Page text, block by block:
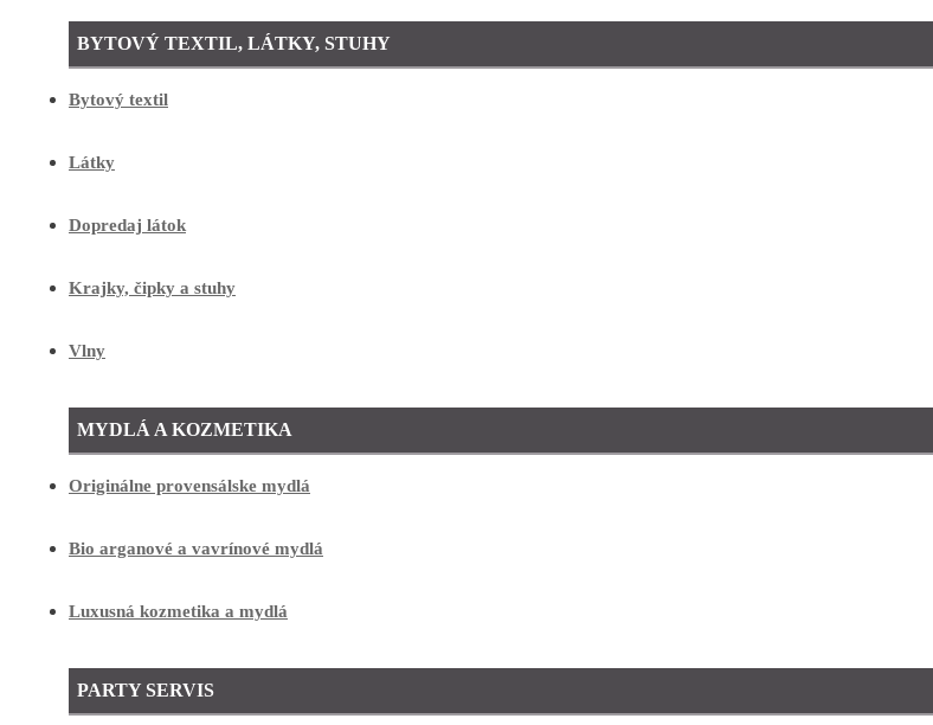
BYTOVÝ TEXTIL, LÁTKY, STUHY
Bytový textil
Látky
Dopredaj látok
Krajky, čipky a stuhy
Vlny
MYDLÁ A KOZMETIKA
Originálne provensálske mydlá
Bio arganové a vavrínové mydlá
Luxusná kozmetika a mydlá
PARTY SERVIS